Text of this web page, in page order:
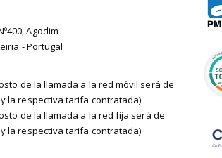
Agodim
- Portugal
de la llamada a la red móvil será de
la respectiva tarifa contratada)
de la llamada a la red fija será de
la respectiva tarifa contratada)